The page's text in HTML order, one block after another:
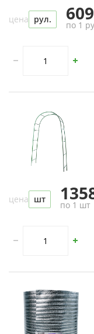
цена рул.
по 1
цена шт
по 1 шт